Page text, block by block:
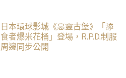
日本環球影城《惡靈古堡》「舔
食者爆米花桶」登場，R.P.D.制服
周邊同步公開